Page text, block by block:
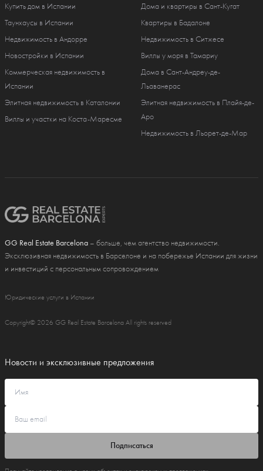
Купить дом в Испании
Таунхаусы в Испании
Недвижимость в Андорре
Новостройки в Испании
Коммерческая недвижимость в
Испании
Элитная недвижимость в Каталонии
Виллы и участки на Коста-Маресме
Дома и квартиры в Сант-Кугат
Квартиры в Бадалоне
Недвижимость в Ситжесе
Виллы у моря в Тамариу
Дома в Сант-Андреу-де-
Льаванерас
Элитная недвижимость в Плайя-де-
Аро
Недвижимость в Льорет-де-Мар
GG Real Estate Barcelona – больше, чем агентство недвижимости.
Эксклюзивная недвижимость в Барселоне и на побережье Испании для жизни
и инвестиций с персональным сопровождением
Юридические услуги в Испании
Copyright© 2026 GG Real Estate Barcelona All rights reserved
Новости и эксклюзивные предложения
Подписаться